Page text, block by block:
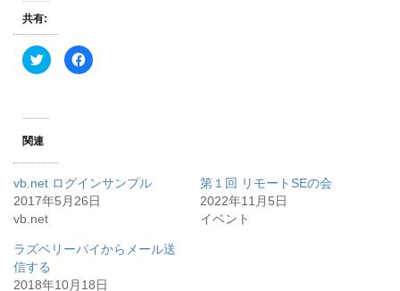
共有:
ク
リ
T
t
r
で
共
有
し
い
ウ
ィ
F
a
る
に
は
ク
く
関連
vb.net ログインサンプル
2017年5月26日
vb.net
第１回 リモートSEの会
2022年11月5日
イベント
ラズベリーパイからメール送
信する
2018年10月18日